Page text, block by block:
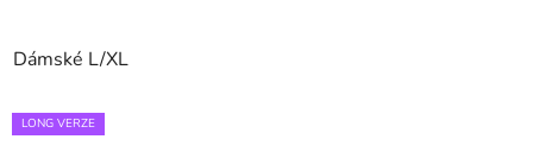
Dámské L/XL
LONG VERZE